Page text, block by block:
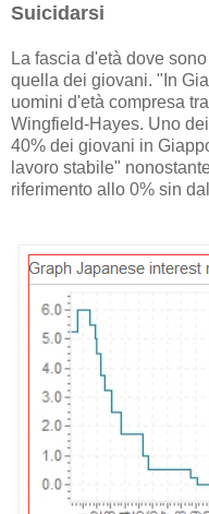
Suicidarsi
La fascia d'età dove
quella dei giovani. "In
uomini d'età compresa
Wingfield-Hayes. Uno
40% dei giovani in
lavoro stabile"
riferimento allo 0% sin